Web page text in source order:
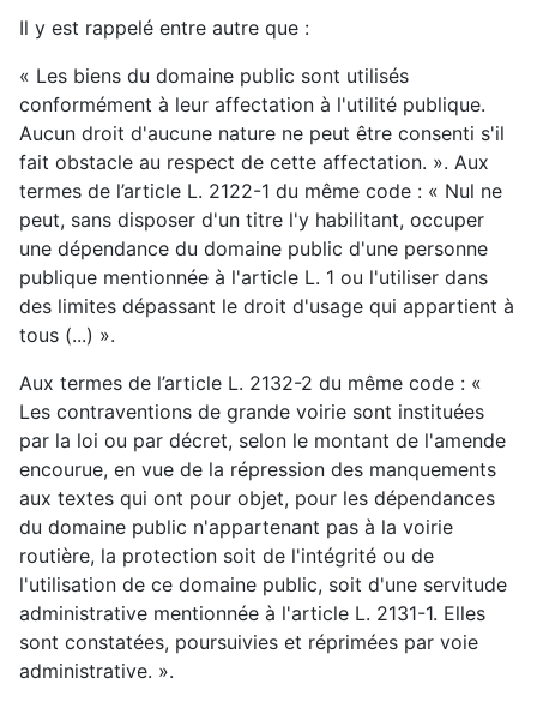
Il y est rappelé entre autre que :
« Les biens du domaine public sont utilisés
conformément à leur affectation à l'utilité publique.
Aucun droit d'aucune nature ne peut être consenti s'il
fait obstacle au respect de cette affectation. ». Aux
termes de l’article L. 2122-1 du même code : « Nul ne
peut, sans disposer d'un titre l'y habilitant, occuper
une dépendance du domaine public d'une personne
publique mentionnée à l'article L. 1 ou l'utiliser dans
des limites dépassant le droit d'usage qui appartient à
tous (...) ».
Aux termes de l’article L. 2132-2 du même code : «
Les contraventions de grande voirie sont instituées
par la loi ou par décret, selon le montant de l'amende
encourue, en vue de la répression des manquements
aux textes qui ont pour objet, pour les dépendances
du domaine public n'appartenant pas à la voirie
routière, la protection soit de l'intégrité ou de
l'utilisation de ce domaine public, soit d'une servitude
administrative mentionnée à l'article L. 2131-1. Elles
sont constatées, poursuivies et réprimées par voie
administrative. ».